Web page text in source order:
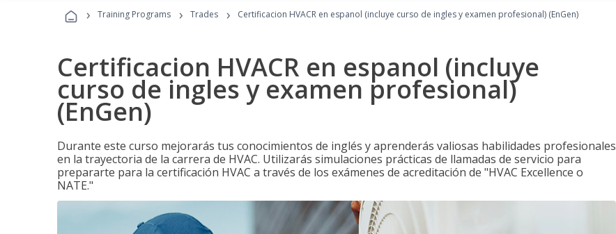
› Training Programs › Trades › Certificacion HVACR en espanol (incluye curso de ingles y examen profesional) (EnGen)
Certificacion HVACR en espanol (incluye
curso de ingles y examen profesional)
(EnGen)
Durante este curso mejorarás tus conocimientos de inglés y aprenderás valiosas habilidades profesionales
en la trayectoria de la carrera de HVAC. Utilizarás simulaciones prácticas de llamadas de servicio para
prepararte para la certificación HVAC a través de los exámenes de acreditación de "HVAC Excellence o
NATE."